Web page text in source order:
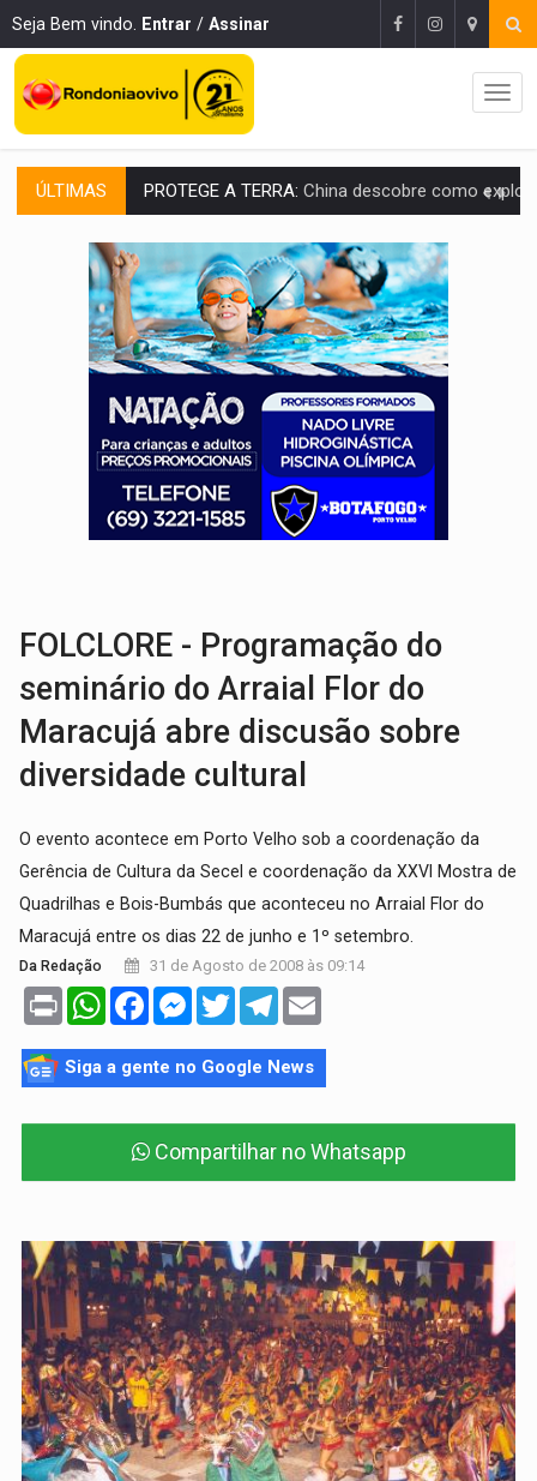
Seja Bem vindo. Entrar / Assinar
ÚLTIMAS PROTEGE A TERRA: China descobre como explodir asteroide com bomba
VÍDEO:Motociclista morre após bater na traseira de
PARECE UM NUGGET:Essa receita com frango virou o meu
EMPREENDEDORISMO:7 negócios que podem começar com pouco dinheiro e
GIGANTE DA AMÉRICA:Brasil reúne dimensão continental e posição
INDEPENDÊNCIA: 10 dicas importantes para quem quer
VARCENA:Cientistas descobrem nova espécie de rã em florestas
BARGANHA:Vai comprar celular usado? Veja como consultar o
FOLCLORE - Programação do
seminário do Arraial Flor do
Maracujá abre discusão sobre
diversidade cultural
O evento acontece em Porto Velho sob a coordenação da
Gerência de Cultura da Secel e coordenação da XXVI Mostra de
Quadrilhas e Bois-Bumbás que aconteceu no Arraial Flor do
Maracujá entre os dias 22 de junho e 1º setembro.
Da Redação 31 de Agosto de 2008 às 09:14
Print WhatsAppFacebookMessenger
TwitterTelegram
Siga a gente no Google News
Compartilhar no Whatsapp